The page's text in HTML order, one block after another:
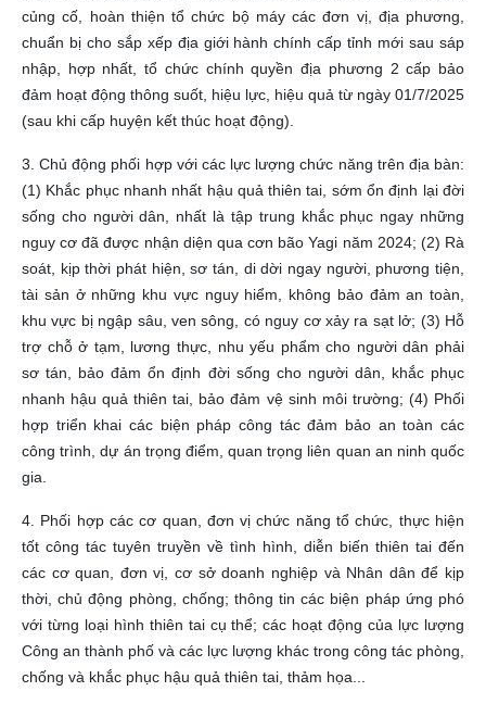
củng cố, hoàn thiện tổ chức bộ máy các đơn vị, địa phương,
chuẩn bị cho sắp xếp địa giới hành chính cấp tỉnh mới sau sáp
nhập, hợp nhất, tổ chức chính quyền địa phương 2 cấp bảo
đảm hoạt động thông suốt, hiệu lực, hiệu quả từ ngày 01/7/2025
(sau khi cấp huyện kết thúc hoạt động).
3. Chủ động phối hợp với các lực lượng chức năng trên địa bàn:
(1) Khắc phục nhanh nhất hậu quả thiên tai, sớm ổn định lại đời
sống cho người dân, nhất là tập trung khắc phục ngay những
nguy cơ đã được nhận diện qua cơn bão Yagi năm 2024; (2) Rà
soát, kịp thời phát hiện, sơ tán, di dời ngay người, phương tiện,
tài sản ở những khu vực nguy hiểm, không bảo đảm an toàn,
khu vực bị ngập sâu, ven sông, có nguy cơ xảy ra sạt lở; (3) Hỗ
trợ chỗ ở tạm, lương thực, nhu yếu phẩm cho người dân phải
sơ tán, bảo đảm ổn định đời sống cho người dân, khắc phục
nhanh hậu quả thiên tai, bảo đảm vệ sinh môi trường; (4) Phối
hợp triển khai các biện pháp công tác đảm bảo an toàn các
công trình, dự án trọng điểm, quan trọng liên quan an ninh quốc
gia.
4. Phối hợp các cơ quan, đơn vị chức năng tổ chức, thực hiện
tốt công tác tuyên truyền về tình hình, diễn biến thiên tai đến
các cơ quan, đơn vị, cơ sở doanh nghiệp và Nhân dân để kịp
thời, chủ động phòng, chống; thông tin các biện pháp ứng phó
với từng loại hình thiên tai cụ thể; các hoạt động của lực lượng
Công an thành phố và các lực lượng khác trong công tác phòng,
chống và khắc phục hậu quả thiên tai, thảm họa...